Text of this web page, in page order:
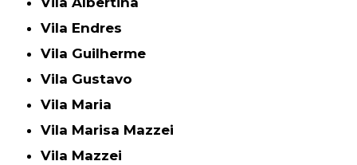
Vila Endres
Vila Guilherme
Vila Gustavo
Vila Maria
Vila Marisa Mazzei
Vila Mazzei